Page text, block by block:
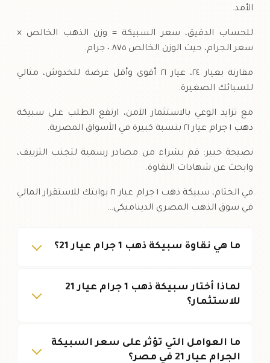
الأمد.
للحساب الدقيق، سعر السبيكة = وزن الذهب الخالص ×
سعر الجرام، حيث الوزن الخالص ٠.٨٧٥ جرام.
مقارنة بعيار ٢٤، عيار ٢١ أقوى وأقل عرضة للخدوش، مثالي
للسبائك الصغيرة.
مع تزايد الوعي بالاستثمار الآمن، ارتفع الطلب على سبيكة
ذهب ١ جرام عيار ٢١ بنسبة كبيرة في الأسواق المصرية.
نصيحة خبير: قم بشراء من مصادر رسمية لتجنب التزييف،
وابحث عن شهادات النقاوة.
في الختام، سبيكة ذهب ١ جرام عيار ٢١ بوابتك للاستقرار المالي
في سوق الذهب المصري الديناميكي…
ما هي نقاوة سبيكة ذهب 1 جرام عيار 21؟
لماذا أختار سبيكة ذهب 1 جرام عيار 21
للاستثمار؟
ما العوامل التي تؤثر على سعر السبيكة
الجرام عيار 21 في مصر؟